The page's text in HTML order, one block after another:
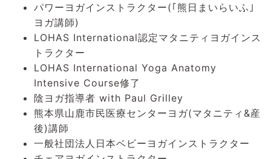
パワーヨガインストラクター(｢熊日まいらいふ｣
ヨガ講師)
LOHAS International認定マタニティヨガインス
トラクター
LOHAS International Yoga Anatomy
Intensive Course修了
陰ヨガ指導者 with Paul Grilley
熊本県山鹿市民医療センターヨガ(マタニティ&産
後)講師
一般社団法人日本ベビーヨガインストラクター